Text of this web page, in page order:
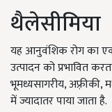
थैलेसीमिया
यह आनुवंशिक रोग का
उत्पादन को प्रभावित
भूमध्यसागरीय,अफ़्रीकी,
में ज्यादातर पाया जाता है.